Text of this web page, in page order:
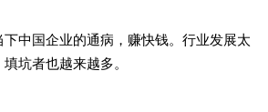
国企业的通病，赚快钱。行业发展太
坑者也越来越多。